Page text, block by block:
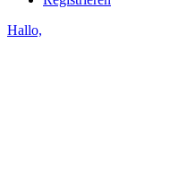
Hallo,